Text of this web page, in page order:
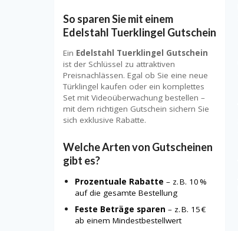
So sparen Sie mit einem
Edelstahl Tuerklingel Gutschein
Ein Edelstahl Tuerklingel Gutschein
ist der Schlüssel zu attraktiven
Preisnachlässen. Egal ob Sie eine neue
Türklingel kaufen oder ein komplettes
Set mit Videoüberwachung bestellen –
mit dem richtigen Gutschein sichern Sie
sich exklusive Rabatte.
Welche Arten von Gutscheinen
gibt es?
Prozentuale Rabatte – z. B. 10 %
auf die gesamte Bestellung
Feste Beträge sparen – z. B. 15 €
ab einem Mindestbestellwert